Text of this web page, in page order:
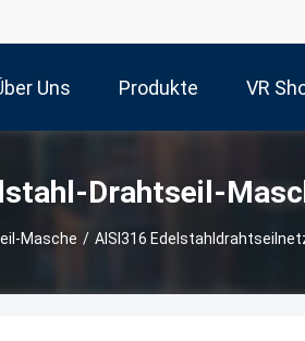
Uns Produkte VR
Drahtseil-
Masche / AISI316